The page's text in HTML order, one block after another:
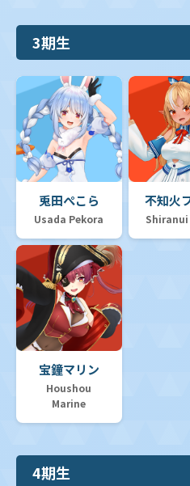
3期生
兎田ぺこら
Usada Pekora
不知火
Shiranui
宝鐘マリン
Houshou
Marine
4期生